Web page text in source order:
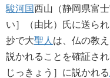
駿河国西山（静岡県富
い］（由比）氏に送られ
抄で大聖人 は、仏の教
説かれることを確証さ
じっきょう］に説かれる